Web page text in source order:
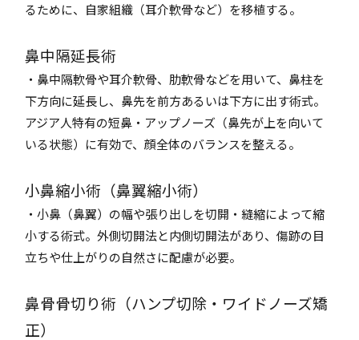
るために、自家組織（耳介軟骨など）を移植する。
鼻中隔延長術
・鼻中隔軟骨や耳介軟骨、肋軟骨などを用いて、鼻柱を
下方向に延長し、鼻先を前方あるいは下方に出す術式。
アジア人特有の短鼻・アップノーズ（鼻先が上を向いて
いる状態）に有効で、顔全体のバランスを整える。
小鼻縮小術（鼻翼縮小術）
・小鼻（鼻翼）の幅や張り出しを切開・縫縮によって縮
小する術式。外側切開法と内側切開法があり、傷跡の目
立ちや仕上がりの自然さに配慮が必要。
鼻骨骨切り術（ハンプ切除・ワイドノーズ矯
正）